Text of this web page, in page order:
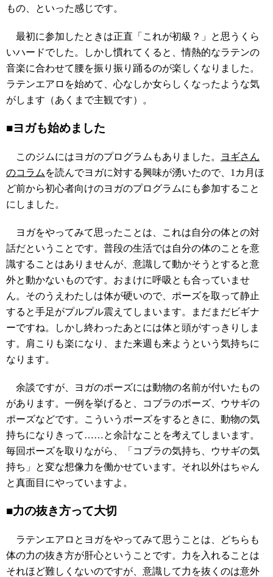
もの、といった感じです。
最初に参加したときは正直「これが初級？」と思うくら
いハードでした。しかし慣れてくると、情熱的なラテンの
音楽に合わせて腰を振り振り踊るのが楽しくなりました。
ラテンエアロを始めて、心なしか女らしくなったような気
がします（あくまで主観です）。
■ヨガも始めました
このジムにはヨガのプログラムもありました。
ヨギさん
のコラム を読んでヨガに対する興味が湧いたので、1カ月ほ
ど前から初心者向けのヨガのプログラムにも参加すること
にしました。
ヨガをやってみて思ったことは、これは自分の体との対
話だということです。普段の生活では自分の体のことを意
識することはありませんが、意識して動かそうとすると意
外と動かないものです。おまけに呼吸とも合っていませ
ん。そのうえわたしは体が硬いので、ポーズを取って静止
すると手足がプルプル震えてしまいます。まだまだビギナ
ーですね。しかし終わったあとには体と頭がすっきりしま
す。肩こりも楽になり、また来週も来ようという気持ちに
なります。
余談ですが、ヨガのポーズには動物の名前が付いたもの
があります。一例を挙げると、コブラのポーズ、ウサギの
ポーズなどです。こういうポーズをするときに、動物の気
持ちになりきって……と余計なことを考えてしまいます。
毎回ポーズを取りながら、「コブラの気持ち、ウサギの気
持ち」と変な想像力を働かせています。それ以外はちゃん
と真面目にやっていますよ。
■力の抜き方って大切
ラテンエアロとヨガをやってみて思うことは、どちらも
体の力の抜き方が肝心ということです。力を入れることは
それほど難しくないのですが、意識して力を抜くのは意外